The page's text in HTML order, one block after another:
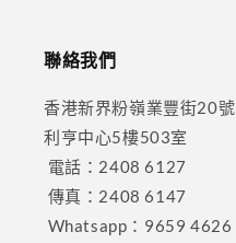
聯絡我們
香港新界粉嶺業豐街20號
利亨中心5樓503室
電話：2408 6127
傳真：2408 6147
Whatsapp：9659 4626